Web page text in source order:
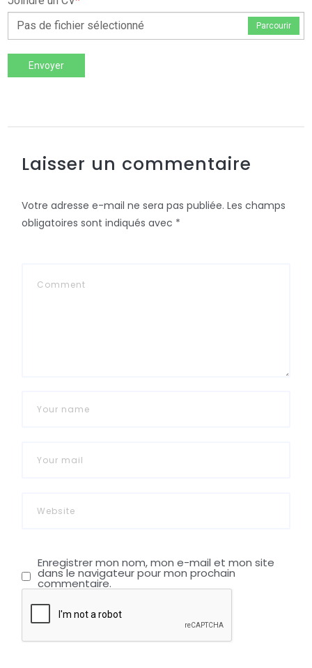
Pas de fichier sélectionné
Parcourir
Envoyer
Laisser un commentaire
Votre adresse e-mail ne sera pas publiée. Les champs
obligatoires sont indiqués avec *
Enregistrer mon nom, mon e-mail et mon site
dans le navigateur pour mon prochain
commentaire.